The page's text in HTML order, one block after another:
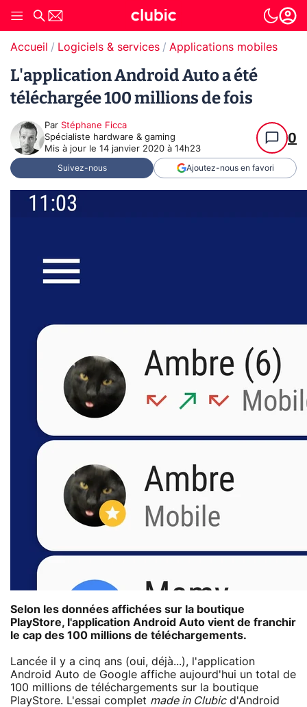
Accueil Logiciels & services Applications mobiles
L'application Android Auto a été
téléchargée 100 millions de fois
Par Stéphane Ficca
Spécialiste hardware & gaming
Mis à jour le 14 janvier 2020 à 14h23
0
Suivez-nous Ajoutez-nous en favori
Selon les données affichées sur la boutique
PlayStore, l'application Android Auto vient de franchir
le cap des 100 millions de téléchargements.
Lancée il y a cinq ans (oui, déjà...), l'application
Android Auto de Google affiche aujourd'hui un total de
100 millions de téléchargements sur la boutique
PlayStore. L'essai complet made in Clubicd'Android